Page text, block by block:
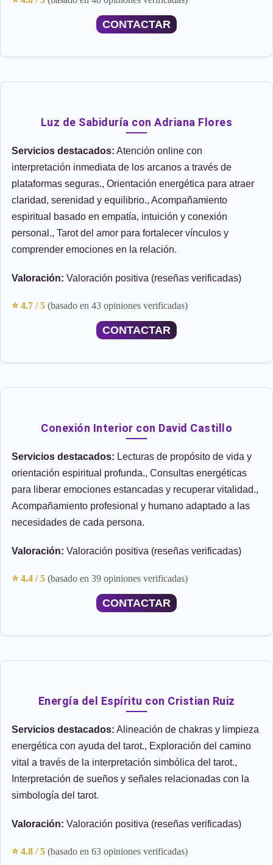
CONTACTAR
Luz de Sabiduría con Adriana Flores
Servicios destacados: Atención online con
interpretación inmediata de los arcanos a través de
plataformas seguras., Orientación energética para atraer
claridad, serenidad y equilibrio., Acompañamiento
espiritual basado en empatía, intuición y conexión
personal., Tarot del amor para fortalecer vínculos y
comprender emociones en la relación.
Valoración: Valoración positiva (reseñas verificadas)
⭐ 4.7 / 5 (basado en 43 opiniones verificadas)
CONTACTAR
Conexión Interior con David Castillo
Servicios destacados: Lecturas de propósito de vida y
orientación espiritual profunda., Consultas energéticas
para liberar emociones estancadas y recuperar vitalidad.,
Acompañamiento profesional y humano adaptado a las
necesidades de cada persona.
Valoración: Valoración positiva (reseñas verificadas)
⭐ 4.4 / 5 (basado en 39 opiniones verificadas)
CONTACTAR
Energía del Espíritu con Cristian Ruiz
Servicios destacados: Alineación de chakras y limpieza
energética con ayuda del tarot., Exploración del camino
vital a través de la interpretación simbólica del tarot.,
Interpretación de sueños y señales relacionadas con la
simbología del tarot.
Valoración: Valoración positiva (reseñas verificadas)
⭐ 4.8 / 5 (basado en 63 opiniones verificadas)